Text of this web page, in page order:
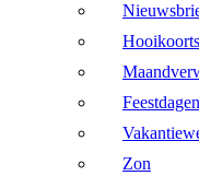
Hooikoorts
Feestdagen
Zon